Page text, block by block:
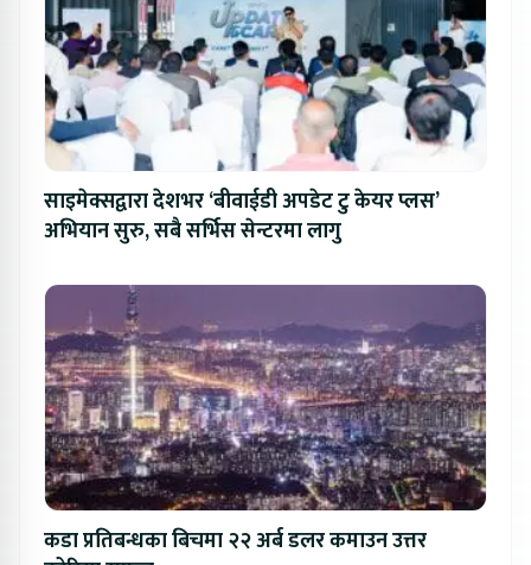
साइमेक्सद्वारा देशभर ‘बीवाईडी अपडेट टु केयर प्लस’
अभियान सुरु, सबै सर्भिस सेन्टरमा लागु
कडा प्रतिबन्धका बिचमा २२ अर्ब डलर कमाउन उत्तर